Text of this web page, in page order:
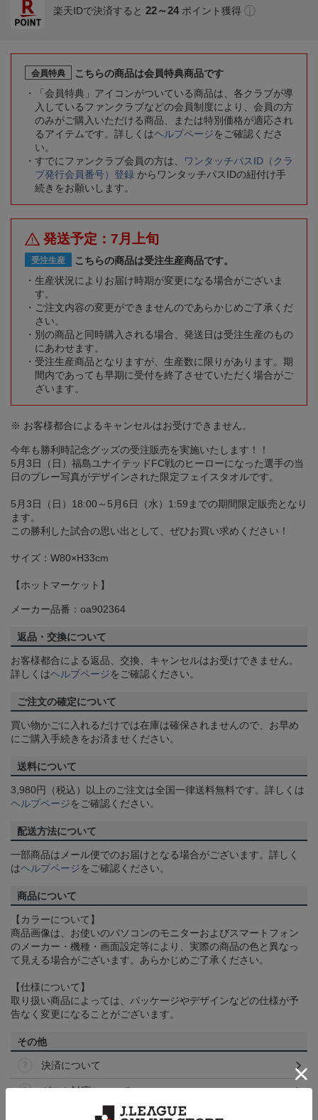
楽天IDで決済すると 22～24 ポイント獲得
会員特典
こちらの商品は会員特典商品です
「会員特典」アイコンがついている商品は、各クラブが導
入しているファンクラブなどの会員制度により、会員の方
のみがご購入いただける商品、または特別価格が適応され
るアイテムです。詳しくはヘルプページをご確認くださ
い。
すでにファンクラブ会員の方は、
ワンタッチパスID（クラ
ブ発行会員番号）登録 からワンタッチパスIDの紐付け手
続きをお願いします。
発送予定：7月上旬
受注生産
こちらの商品は受注生産商品です。
生産状況によりお届け時期が変更になる場合がございま
す。
ご注文内容の変更ができませんのであらかじめご了承くだ
さい。
別の商品と同時購入される場合、発送日は受注生産のもの
にあわせます。
受注生産商品となりますが、生産数に限りがあります。期
間内であっても早期に受付を終了させていただく場合がご
ざいます。
※ お客様都合によるキャンセルはお受けできません。
今年も勝利時記念グッズの受注販売を実施いたします！！
5月3日（日）福島ユナイテッドFC戦のヒーローになった選手の当
日のプレー写真がデザインされた限定フェイスタオルです。
5月3日（日）18:00～5月6日（水）1:59までの期間限定販売となり
ます。
この勝利した試合の思い出として、ぜひお買い求めください！
サイズ：W80×H33cm
【ホットマーケット】
メーカー品番：oa902364
返品・交換について
お客様都合による返品、交換、キャンセルはお受けできません。
詳しくはヘルプページをご確認ください。
ご注文の確定について
買い物かごに入れるだけでは在庫は確保されませんので、お早め
にご購入手続きをお済ませください。
送料について
3,980円（税込）以上のご注文は全国一律送料無料です。詳しくは
ヘルプページをご確認ください。
配送方法について
一部商品はメール便でのお届けとなる場合がございます。詳しく
はヘルプページをご確認ください。
商品について
【カラーについて】
商品画像は、お使いのパソコンのモニターおよびスマートフォン
のメーカー・機種・画面設定等により、実際の商品の色と異なっ
て見える場合がございます。あらかじめご了承ください。
【仕様について】
取り扱い商品によっては、パッケージやデザインなどの仕様が予
告なく変更になることがございます。
その他
決済について
ギフト対応について
ヘルプページ